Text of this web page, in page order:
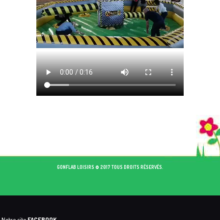
GONFLAB LOISIRS © 2017 TOUS DROITS RÉSERVÉS.